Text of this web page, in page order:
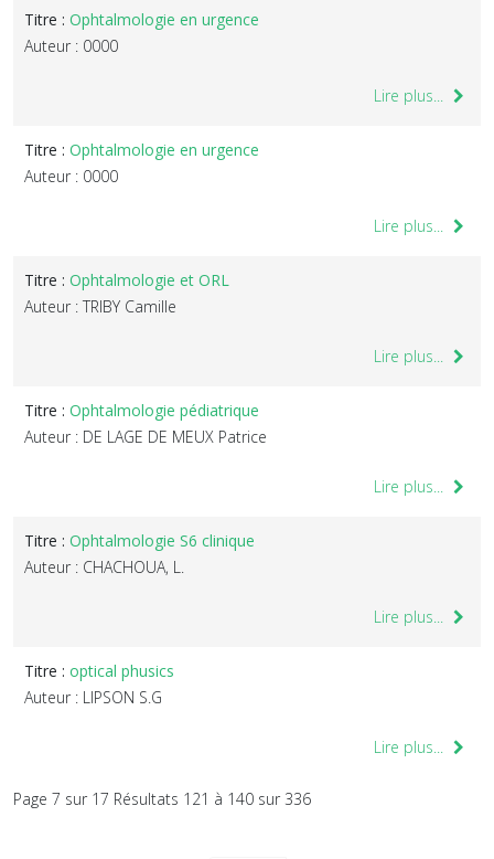
Titre : Ophtalmologie en urgence
Auteur : 0000
Lire plus...
Titre : Ophtalmologie en urgence
Auteur : 0000
Lire plus...
Titre : Ophtalmologie et ORL
Auteur : TRIBY Camille
Lire plus...
Titre : Ophtalmologie pédiatrique
Auteur : DE LAGE DE MEUX Patrice
Lire plus...
Titre : Ophtalmologie S6 clinique
Auteur : CHACHOUA, L.
Lire plus...
Titre : optical phusics
Auteur : LIPSON S.G
Lire plus...
Page 7 sur 17 Résultats 121 à 140 sur 336